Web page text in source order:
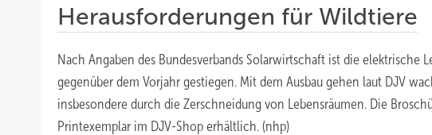
Herausforderungen für Wildtiere
Nach Angaben des Bundesverbands Solarwirtschaft ist die elektrische
gegenüber dem Vorjahr gestiegen. Mit dem Ausbau gehen laut DJV
insbesondere durch die Zerschneidung von Lebensräumen. Die
Printexemplar im DJV-Shop erhältlich. (nhp)